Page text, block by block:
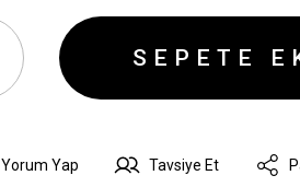
SEPETE
Yorum Yap Tavsiye Et